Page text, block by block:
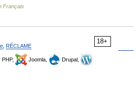
Français
18+
RÉCLAME
PHP, Joomla,
Drupal,